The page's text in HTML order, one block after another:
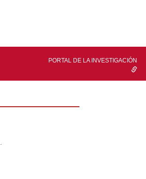
PORTAL DE LA INVESTIGACIÓN